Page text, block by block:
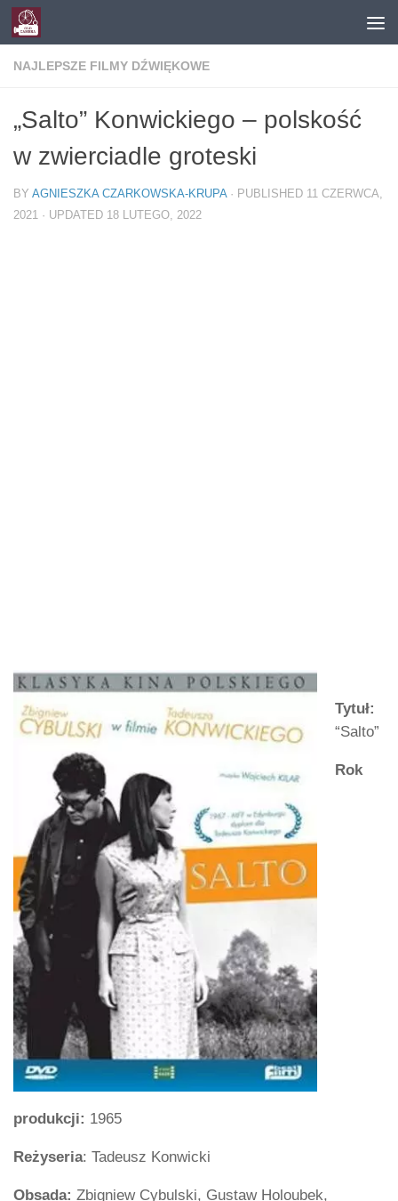
Skip to content
NAJLEPSZE FILMY DŹWIĘKOWE
„Salto” Konwickiego – polskość
w zwierciadle groteski
BY AGNIESZKA CZARKOWSKA-KRUPA · PUBLISHED 11 CZERWCA,
2021 · UPDATED 18 LUTEGO, 2022
Tytuł:
“Salto”
Rok
produkcji: 1965
Reżyseria: Tadeusz Konwicki
Obsada: Zbigniew Cybulski, Gustaw Holoubek,